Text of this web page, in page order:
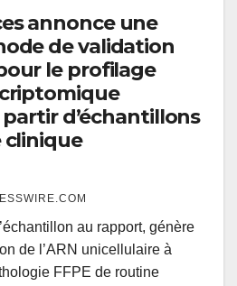
annonce une
de validation
le profilage
d’échantillons
au rapport, génère
de l’ARN unicellulaire à
FFPE de routine